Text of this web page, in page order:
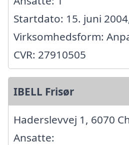
Startdato: 15. juni
Virksomhedsform:
CVR: 27910505
IBELL Frisør
Haderslevvej 1, 6070
Ansatte: